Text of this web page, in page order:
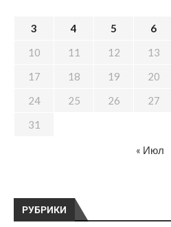
РУБРИКИ
3
4 5 6
10
11 12 13
17
18 19 20
24
25 26 27
31
« Июл